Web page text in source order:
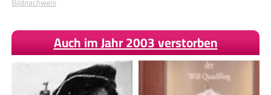
Auch im Jahr 2003 verstorben